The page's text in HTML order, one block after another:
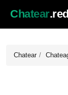
Chatear.red
Chatear